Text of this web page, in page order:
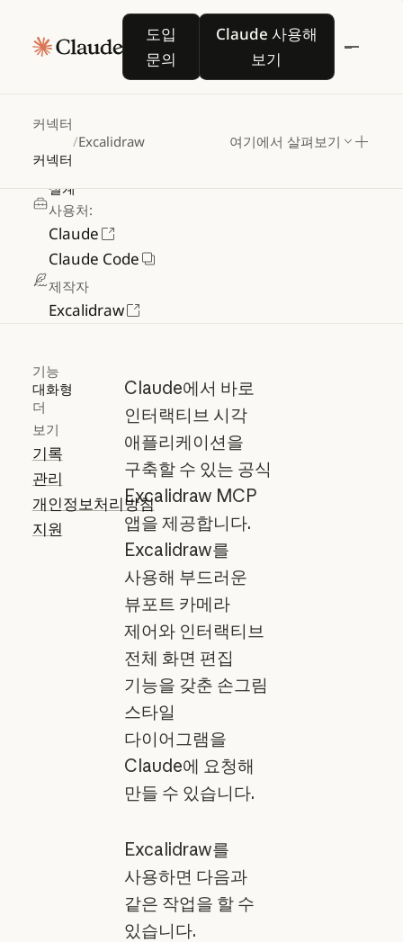
도입
문의
도입 문의
Claude 사용해
보기
Claude 사용해 보기
커넥터
커넥터
/Excalidraw 여기에서 살펴보기
Excalidraw
다이어그램 생성을 MCP
카테고리
설계
사용처:
Claude
Claude Code
제작자
Excalidraw
기능
대화형
더
보기
기록
관리
개인정보처리방침
지원
Claude에서 바로
인터랙티브 시각
애플리케이션을
구축할 수 있는 공식
Excalidraw MCP
앱을 제공합니다.
Excalidraw를
사용해 부드러운
뷰포트 카메라
제어와 인터랙티브
전체 화면 편집
기능을 갖춘 손그림
스타일
다이어그램을
Claude에 요청해
만들 수 있습니다.
Excalidraw를
사용하면 다음과
같은 작업을 할 수
있습니다.